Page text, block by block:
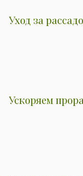
Уход за
Ускоряем